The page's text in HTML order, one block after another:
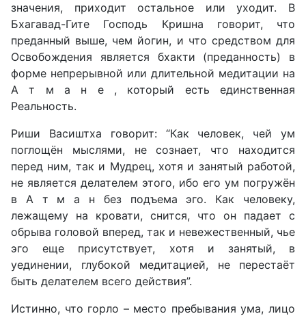
значения, приходит остальное или уходит. В
Бхагавад-Гите Господь Кришна говорит, что
преданный выше, чем йогин, и что средством для
Освобождения является бхакти (преданность) в
форме непрерывной или длительной медитации на
А т м а н е , который есть единственная
Реальность.
Риши Васиштха говорит: “Как человек, чей ум
поглощён мыслями, не сознает, что находится
перед ним, так и Мудрец, хотя и занятый работой,
не является делателем этого, ибо его ум погружён
в А т м а н без подъема эго. Как человеку,
лежащему на кровати, снится, что он падает с
обрыва головой вперед, так и невежественный, чье
эго еще присутствует, хотя и занятый, в
уединении, глубокой медитацией, не перестаёт
быть делателем всего действия”.
Истинно, что горло – место пребывания ума, лицо